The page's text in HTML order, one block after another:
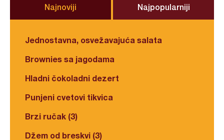
Najnoviji Najpopularniji
Jednostavna, osvežavajuća salata
Brownies sa jagodama
Hladni čokoladni dezert
Punjeni cvetovi tikvica
Brzi ručak (3)
Džem od breskvi (3)